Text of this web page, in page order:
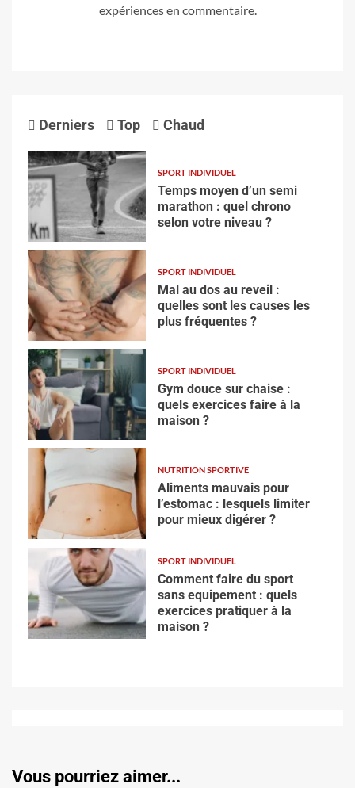
expériences en commentaire.
Derniers Top Chaud
SPORT INDIVIDUEL
Temps moyen d’un semi
marathon : quel chrono
selon votre niveau ?
SPORT INDIVIDUEL
Mal au dos au reveil :
quelles sont les causes les
plus fréquentes ?
SPORT INDIVIDUEL
Gym douce sur chaise :
quels exercices faire à la
maison ?
NUTRITION SPORTIVE
Aliments mauvais pour
l’estomac : lesquels limiter
pour mieux digérer ?
SPORT INDIVIDUEL
Comment faire du sport
sans equipement : quels
exercices pratiquer à la
maison ?
Vous pourriez aimer...